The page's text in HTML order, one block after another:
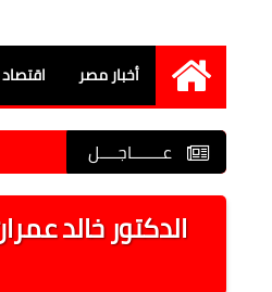
الرئيسية
أخبار مصر اقتصاد
عـــــــاجــــل
الدكتور خالد